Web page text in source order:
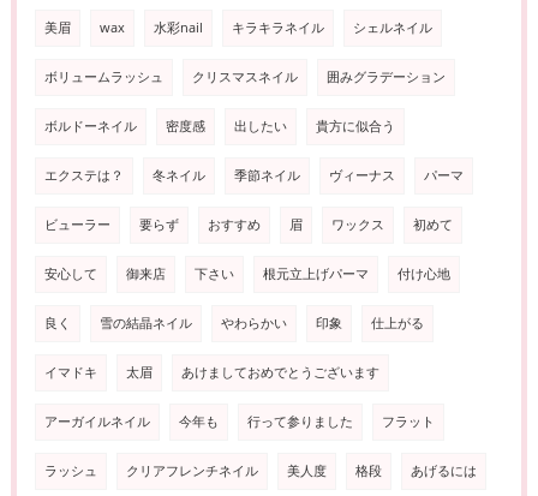
美眉 wax 水彩nail キラキラネイル シェルネイル
ボリュームラッシュ クリスマスネイル 囲みグラデーション
ボルドーネイル 密度感 出したい 貴方に似合う
エクステは？ 冬ネイル 季節ネイル ヴィーナス パーマ
ビューラー 要らず おすすめ 眉 ワックス 初めて
安心して 御来店 下さい 根元立上げパーマ 付け心地
良く 雪の結晶ネイル やわらかい 印象 仕上がる
イマドキ 太眉 あけましておめでとうございます
アーガイルネイル 今年も 行って参りました フラット
ラッシュ クリアフレンチネイル 美人度 格段 あげるには